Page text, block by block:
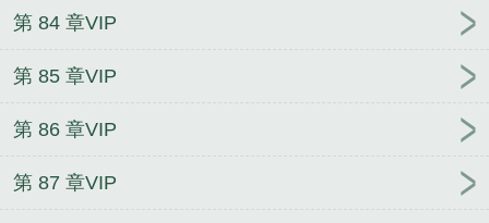
第 84 章VIP
第 85 章VIP
第 86 章VIP
第 87 章VIP